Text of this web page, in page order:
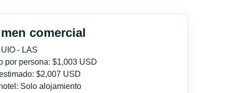
comercial
- LAS
por persona: $1,003 USD
$2,007 USD
Solo alojamiento